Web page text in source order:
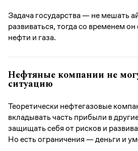
Задача государства — не мешать
развиваться, тогда со временем
нефти и газа.
Нефтяные компании не
ситуацию
Теоретически нефтегазовые
вкладывать часть прибыли в
защищать себя от рисков и
Но есть ограничения — деньги и